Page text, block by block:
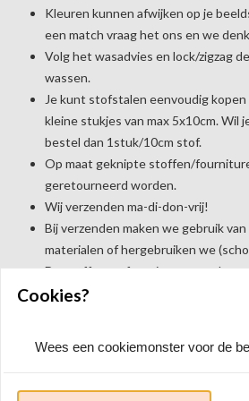
Kleuren kunnen afwijken op je
een match vraag het ons en we
Volg het wasadvies en lock/zigzag
wassen.
Je kunt stofstalen eenvoudig kopen
kleine stukjes van max 5x10cm. Wil
bestel dan 1stuk/10cm stof.
Op maat geknipte stoffen/
geretourneerd worden.
Wij verzenden ma-di-don-vrij!
Bij verzenden maken we gebruik
materialen of hergebruiken we
De stoffen en fournituren worden
Vragen over je bestelling? Bel/app
voor dag/tijd.
Cookies?
Wees een cookiemonster voor de